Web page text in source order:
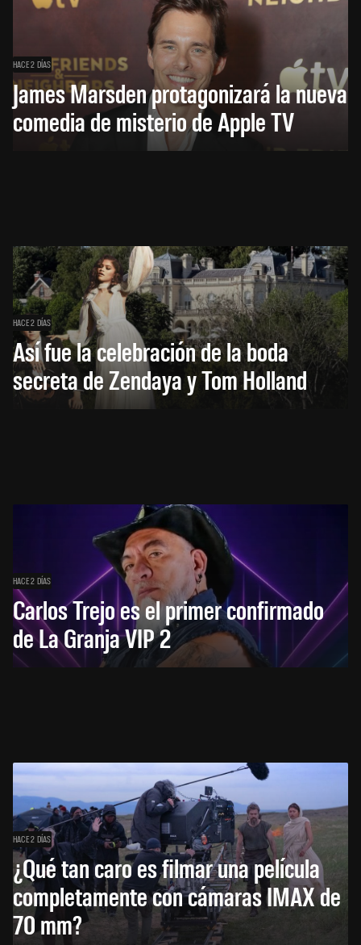
HACE 2 DÍAS
James Marsden protagonizará la nueva
comedia de misterio de Apple TV
HACE 2 DÍAS
Así fue la celebración de la boda
secreta de Zendaya y Tom Holland
HACE 2 DÍAS
Carlos Trejo es el primer confirmado
de La Granja VIP 2
HACE 2 DÍAS
¿Qué tan caro es filmar una película
completamente con cámaras IMAX de
70 mm?